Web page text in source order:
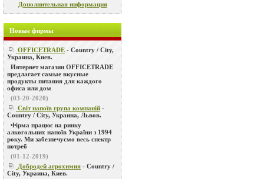
Дополнительная информация
Новые фирмы
OFFICETRADE - Country / City,
Украина, Киев.
Интернет магазин OFFICETRADE
предлагает самые вкусные
продукты питания для каждого
офиса или дом
(03-20-2020)
Світ напоїв група компаній -
Country / City, Украина, Львов.
Фірма працює на ринку
алкогольних напоїв України з 1994
року. Ми забезпечуємо весь спектр
потреб
(01-12-2019)
Добродей агрохимия - Country /
City, Украина, Киев.